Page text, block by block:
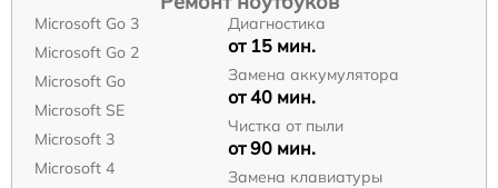
Microsoft Go 3
Microsoft Go 2
Microsoft Go
Microsoft SE
Microsoft 3
Microsoft 4
Диагностика
от 15 мин.
Замена аккумулятора
от 40 мин.
Чистка от пыли
от 90 мин.
Замена клавиатуры